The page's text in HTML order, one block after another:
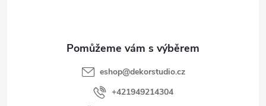
eshop@dekorstudio.cz
+421949214304